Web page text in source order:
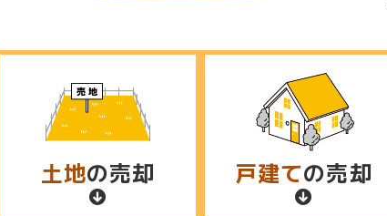
土地の売却 戸建ての売却